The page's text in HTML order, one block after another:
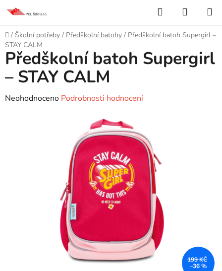
Přejít
obsah
Hledat
KOŠÍK
Domů
/ Školní potřeby / Předškolní batohy / Předškolní batoh Supergirl –
STAY CALM
Předškolní batoh Supergirl
– STAY CALM
Průměrné
Neohodnoceno Podrobnosti hodnocení
199 KČ
–36 %